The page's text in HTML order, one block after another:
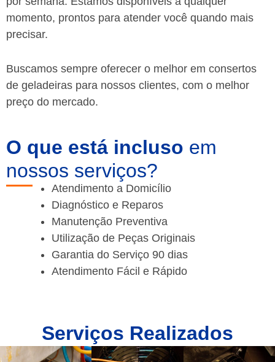
momento, prontos para atender você quando mais
precisar.
Buscamos sempre oferecer o melhor em consertos
de geladeiras para nossos clientes, com o melhor
preço do mercado.
O que está incluso em
nossos serviços?
Atendimento a Domicílio
Diagnóstico e Reparos
Manutenção Preventiva
Utilização de Peças Originais
Garantia do Serviço 90 dias
Atendimento Fácil e Rápido
Serviços Realizados